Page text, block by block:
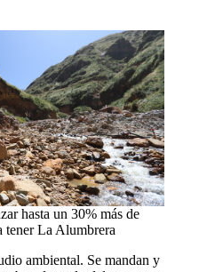
hasta un 30% más de
tener La Alumbrera
ambiental. Se mandan y